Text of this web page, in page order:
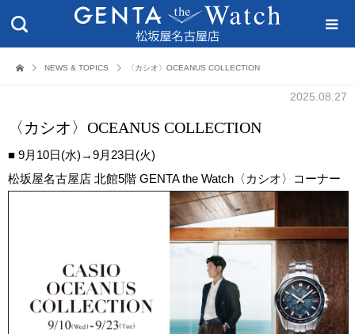
NEWS & TOPICS 〈カシオ〉OCEANUS COLLECTION
2025.08.27
〈カシオ〉OCEANUS COLLECTION
■ 9月10日(水)→9月23日(火)
松坂屋名古屋店 北館5階 GENTA the Watch〈カシオ〉コーナー